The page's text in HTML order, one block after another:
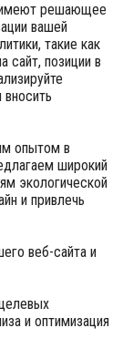
имеют решающее
вашей
такие как
сайт, позиции в
опытом в
широкий
экологической
и привлечь
веб-сайта и
и оптимизация